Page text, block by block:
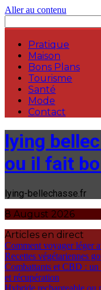
Aller au contenu
Pratique
Maison
Bons Plans
Tourisme
Santé
Mode
Contact
lying
ou il fait
lying-bellechasse.fr
8 August 2026
Articles en direct
Comment voyager léger
Recettes végétariennes
Combattants et CBD :
et récupération
Hybride rechargeable ou